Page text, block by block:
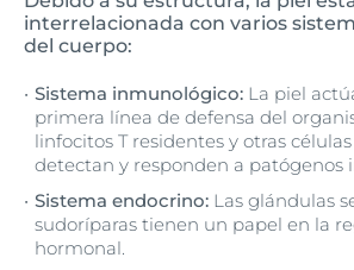
interrelacionada con varios
del cuerpo:
Sistema inmunológico: La piel
primera línea de defensa del
linfocitos T residentes y otras
detectan y responden a patógenos
Sistema endocrino: Las glándulas
sudoríparas tienen un papel en la
hormonal.